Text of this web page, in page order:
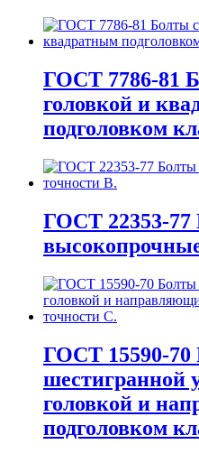
ГОСТ 7786-81
головкой и
подголовком
ГОСТ 22353-77
ГОСТ 15590-70
шестигранной
головкой и
подголовком